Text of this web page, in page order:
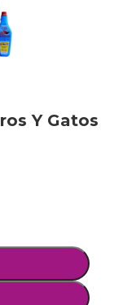
Y Gatos